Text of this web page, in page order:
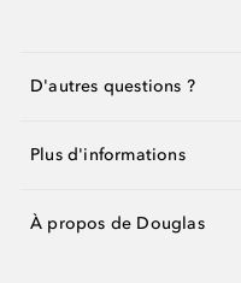
D'autres questions ?
Plus d'informations
À propos de Douglas